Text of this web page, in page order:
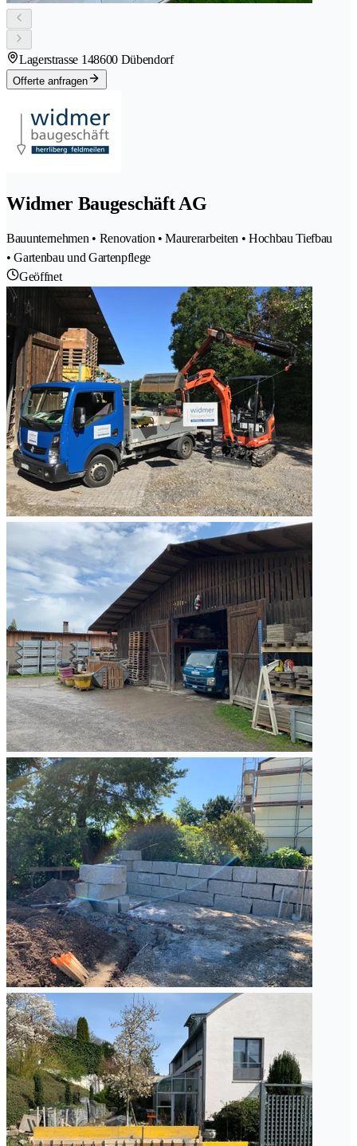
Lagerstrasse 148600 Dübendorf
Offerte anfragen
Widmer Baugeschäft AG
Bauunternehmen • Renovation • Maurerarbeiten • Hochbau Tiefbau
• Gartenbau und Gartenpflege
Geöffnet